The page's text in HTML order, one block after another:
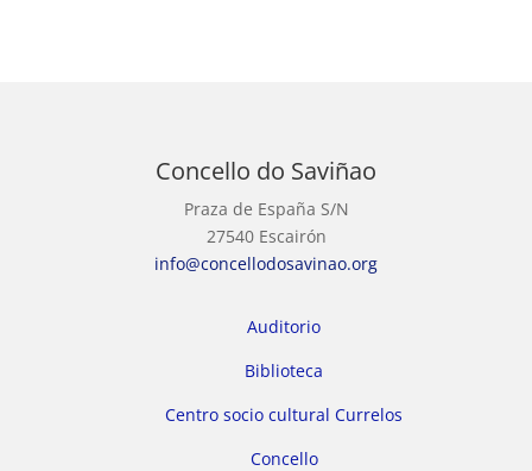
Concello do Saviñao
Praza de España S/N
27540 Escairón
info@concellodosavinao.org
Auditorio
Biblioteca
Centro socio cultural Currelos
Concello